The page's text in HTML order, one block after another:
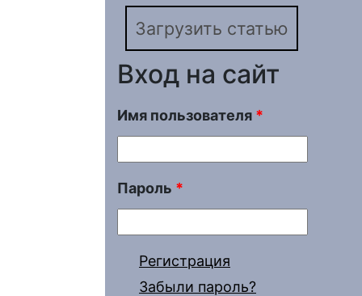
Загрузить статью
Вход на сайт
Имя пользователя *
Пароль *
Регистрация
Забыли пароль?